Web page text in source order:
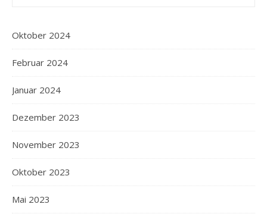
Oktober 2024
Februar 2024
Januar 2024
Dezember 2023
November 2023
Oktober 2023
Mai 2023